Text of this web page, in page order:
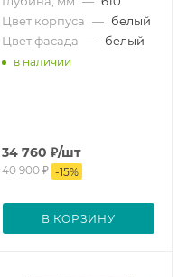
Цвет корпуса — белый
Цвет фасада — белый
в наличии
34 760 ₽/шт
40 900₽ -15%
В КОРЗИНУ